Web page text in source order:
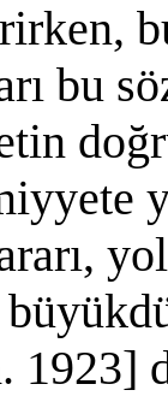
bu
1923]